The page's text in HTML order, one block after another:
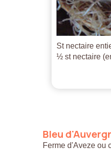
St nectaire
½ st nectaire
Bleu
Ferme d'Aveze ou